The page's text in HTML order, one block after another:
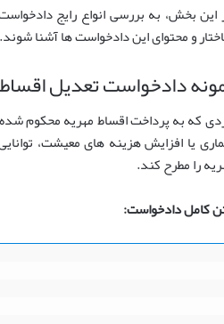
این بخش، به بررسی انواع رایج
و محتوای این دادخواست ها آشنا شوند.
دادخواست تعدیل
که به پرداخت اقساط مهریه محکوم
یا افزایش هزینه های معیشت،
را مطرح کند.
کامل دادخواست: